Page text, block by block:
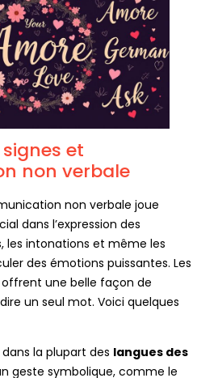
et
non verbale
non verbale joue
dans l’expression des
les intonations et même les
des émotions puissantes. Les
offrent une belle façon de
un seul mot. Voici quelques
la plupart des langues des
geste symbolique, comme le